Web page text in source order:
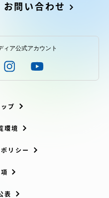
お問い合わせ
ィア公式アカウント
プ
環境
リシー
表